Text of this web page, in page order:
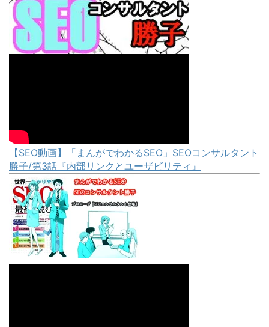
【SEO動画】「まんがでわかるSEO」SEOコンサルタント
勝子/第3話『内部リンクとユーザビリティ』